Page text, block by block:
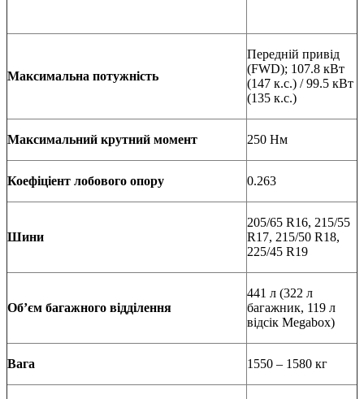
Максимальна потужність
Передній привід
(FWD); 107.8 кВт
(147 к.с.) / 99.5 кВт
(135 к.с.)
Максимальний крутний момент 250 Нм
Коефіціент лобового опору 0.263
Шини
205/65 R16, 215/55
R17, 215/50 R18,
225/45 R19
Об’єм багажного відділення
441 л (322 л
багажник, 119 л
відсік Megabox)
Вага 1550 – 1580 кг